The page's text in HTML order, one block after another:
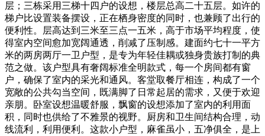
层；三栋采用三梯十四户的设想，楼层总高二十五层。如许的
梯户比设置装备摆设，正在栖身密度的同时，也兼顾了出行的
便利性。层高达到三米至三点一五米，高于市场平均程度，使
得室内空间愈加宽阔通透，削减了压制感。建面约七十一平方
米的两房两厅一卫户型，是专为年轻佳耦或独身贵族打制的典
范之做。该户型具有奢阔标准全明款式，每一个房间都有窗
户，确保了室内的采光和通风。客堂取餐厅相连，构成了一个
宽敞的公共勾当空间，既满脚了日常起居的需求，又便于欢迎
亲朋。卧室设想温暖舒服，飘窗的设想添加了室内的利用面
积，同时也供给了不雅景的视野。厨房和卫生间结构合理，动
线流利，利用便利。这款小户型，麻雀虽小，五净俱全，是上